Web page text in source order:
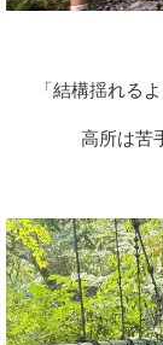
「結構揺れる
高所は苦